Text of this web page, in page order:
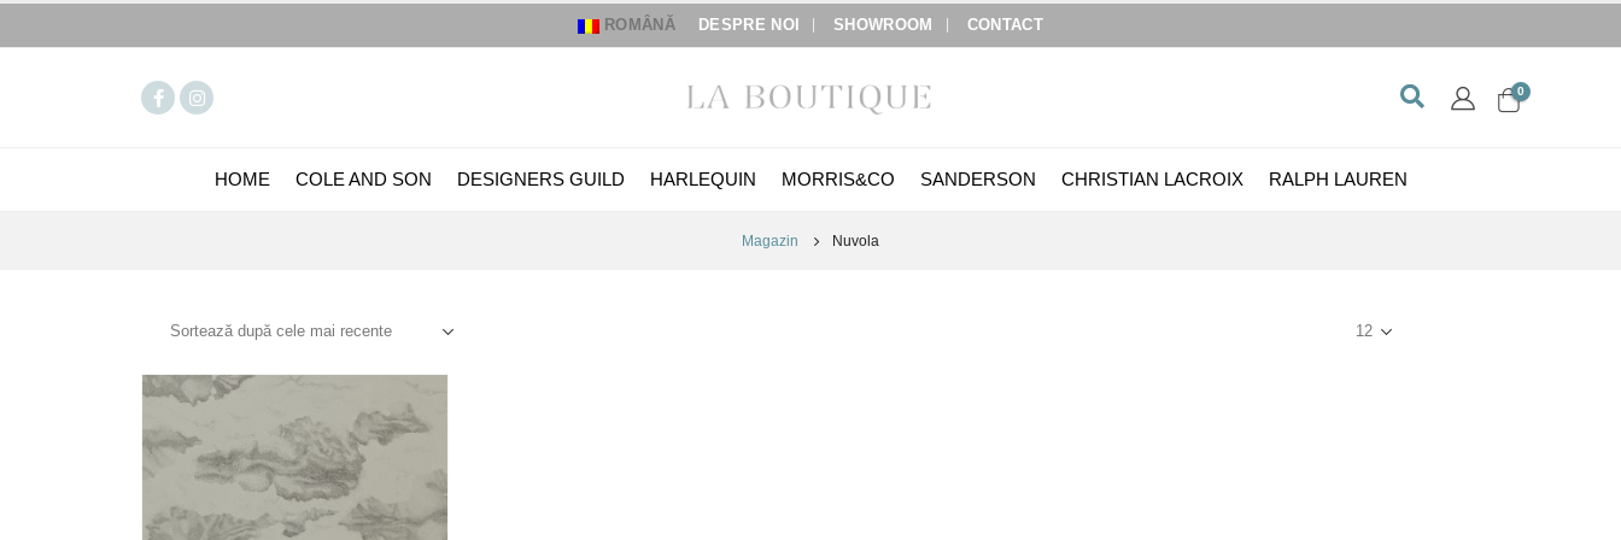
ROMÂNĂ DESPRE NOI SHOWROOM CONTACT
HOME COLE AND SON DESIGNERS GUILD HARLEQUIN MORRIS&CO SANDERSON CHRISTIAN LACROIX RALPH LAUREN
0
Magazin Nuvola